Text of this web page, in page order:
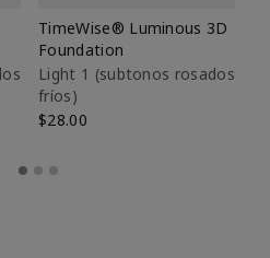
TimeWise® Luminous 3D
Foundation
Light 1​ (subtonos rosados
fríos)
$28.00